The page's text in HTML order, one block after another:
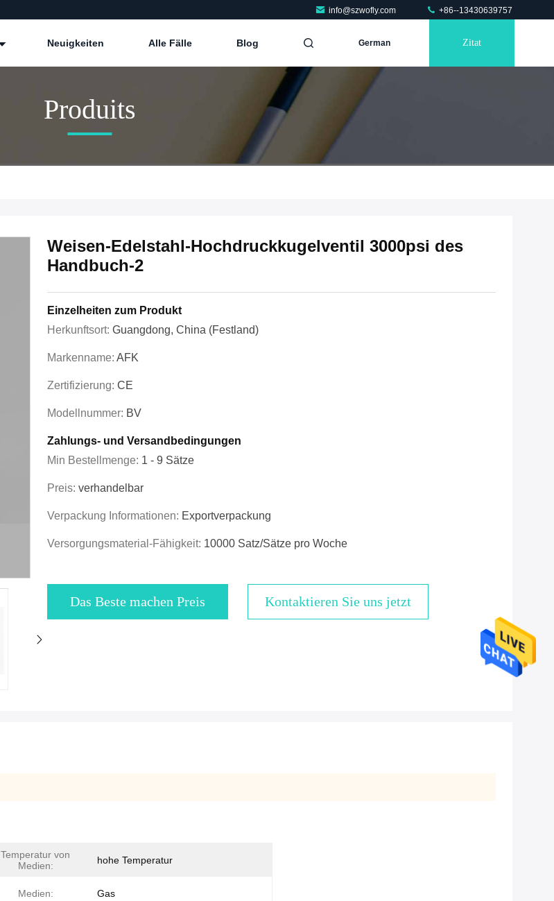
info@szwofly.com +86--13430639757
Neuigkeiten Alle Fälle Blog German Zitat
Produits
Weisen-Edelstahl-Hochdruckkugelventil 3000psi des
Handbuch-2
Einzelheiten zum Produkt
Herkunftsort: Guangdong, China (Festland)
Markenname: AFK
Zertifizierung: CE
Modellnummer: BV
Zahlungs- und Versandbedingungen
Min Bestellmenge: 1 - 9 Sätze
Preis: verhandelbar
Verpackung Informationen: Exportverpackung
Versorgungsmaterial-Fähigkeit: 10000 Satz/Sätze pro Woche
Das Beste machen Preis Kontaktieren Sie uns jetzt
Temperatur von
Medien:
hohe Temperatur
Medien: Gas